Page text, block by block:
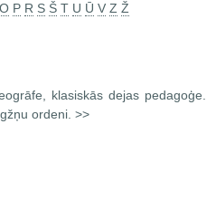
O P R S Š T U Ū V Z Ž
klasiskās dejas pedagoģe.
ordeni. >>